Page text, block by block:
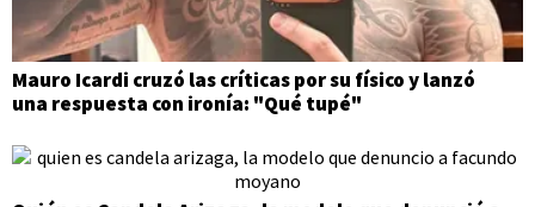
Mauro Icardi cruzó las críticas por su físico y lanzó
una respuesta con ironía: "Qué tupé"